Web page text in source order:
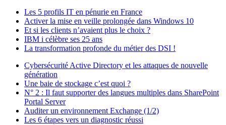
Les 5 profils IT en pénurie en France
Activer la mise en veille prolongée dans Windows 10
Et si les clients n’avaient plus le choix ?
IBM i célèbre ses 25 ans
La transformation profonde du métier des DSI !
Cybersécurité Active Directory et les attaques de nouvelle
génération
Une baie de stockage c’est quoi ?
N° 2 : Il faut supporter des langues multiples dans SharePoint
Portal Server
Auditer un environnement Exchange (1/2)
Les 6 étapes vers un diagnostic réussi